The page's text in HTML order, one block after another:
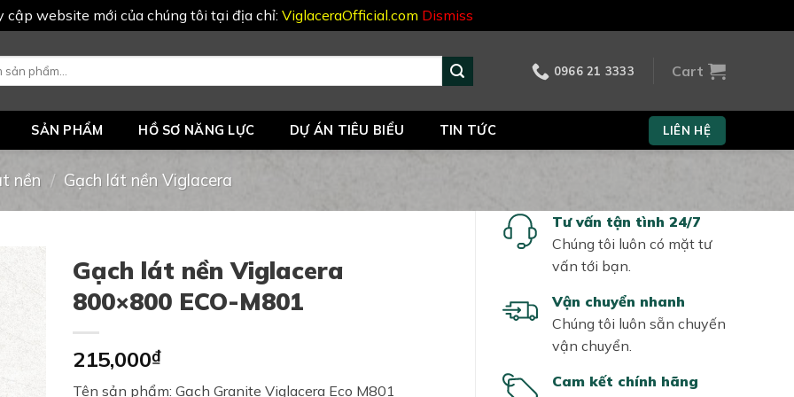
cập website mới của chúng tôi tại địa chỉ: ViglaceraOfficial.com Dismiss
0966 21 3333 Cart
SẢN PHẨM HỒ SƠ NĂNG LỰC DỰ ÁN TIÊU BIỂU TIN TỨC LIÊN HỆ
nền / Gạch lát nền Viglacera
Tư vấn tận tình 24/7
Chúng tôi luôn có mặt tư
vấn tới bạn.
Vận chuyển nhanh
Chúng tôi luôn sẵn chuyến
vận chuyển.
Cam kết chính hãng
Gạch lát nền Viglacera
800×800 ECO-M801
215,000₫
Tên sản phẩm: Gạch Granite Viglacera Eco M801